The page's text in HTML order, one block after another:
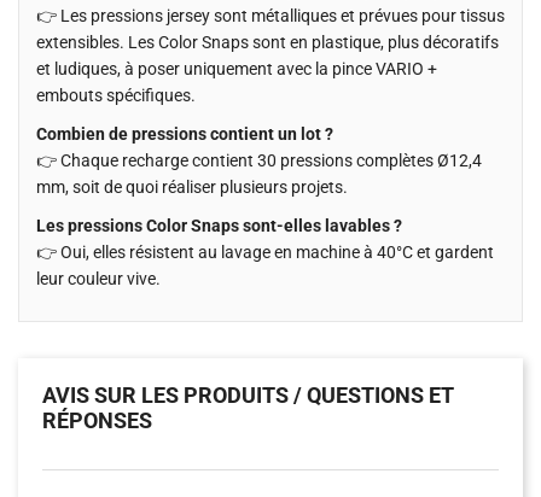
👉 Les pressions jersey sont métalliques et prévues pour tissus
extensibles. Les Color Snaps sont en plastique, plus décoratifs
et ludiques, à poser uniquement avec la pince VARIO +
embouts spécifiques.
Combien de pressions contient un lot ?
👉 Chaque recharge contient 30 pressions complètes Ø12,4
mm, soit de quoi réaliser plusieurs projets.
Les pressions Color Snaps sont-elles lavables ?
👉 Oui, elles résistent au lavage en machine à 40°C et gardent
leur couleur vive.
AVIS SUR LES PRODUITS / QUESTIONS ET
RÉPONSES